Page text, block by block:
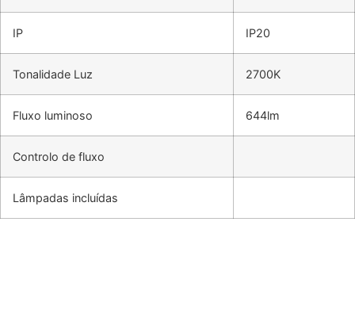
IP IP20
Tonalidade Luz 2700K
Fluxo luminoso 644lm
Controlo de fluxo
Lâmpadas incluídas